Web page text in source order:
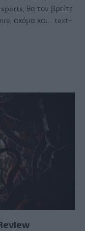
θα τον βρείτε
ακόμα και... text-